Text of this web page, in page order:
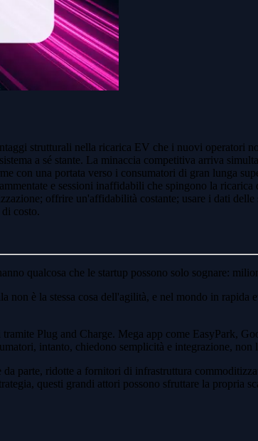
strutturali nella ricarica EV che i nuovi operatori
a sé stante. La minaccia competitiva arriva
con una portata verso i consumatori di gran lunga
e sessioni inaffidabili che spingono la
offrire un'affidabilità costante; usare i dati
costo.
qualcosa che le startup possono solo sognare:
non è la stessa cosa dell'agilità, e nel mondo in
Plug and Charge. Mega app come EasyPark,
intanto, chiedono semplicità e integrazione, non
parte, ridotte a fornitori di infrastruttura
questi grandi attori possono sfruttare la propria